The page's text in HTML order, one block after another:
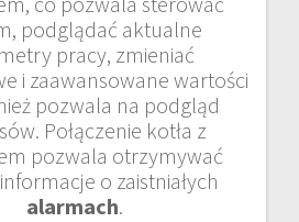
podglądać aktualne
pracy, zmieniać
i zaawansowane wartości
pozwala na podgląd
Połączenie kotła z
pozwala otrzymywać
o zaistniałych
alarmach.